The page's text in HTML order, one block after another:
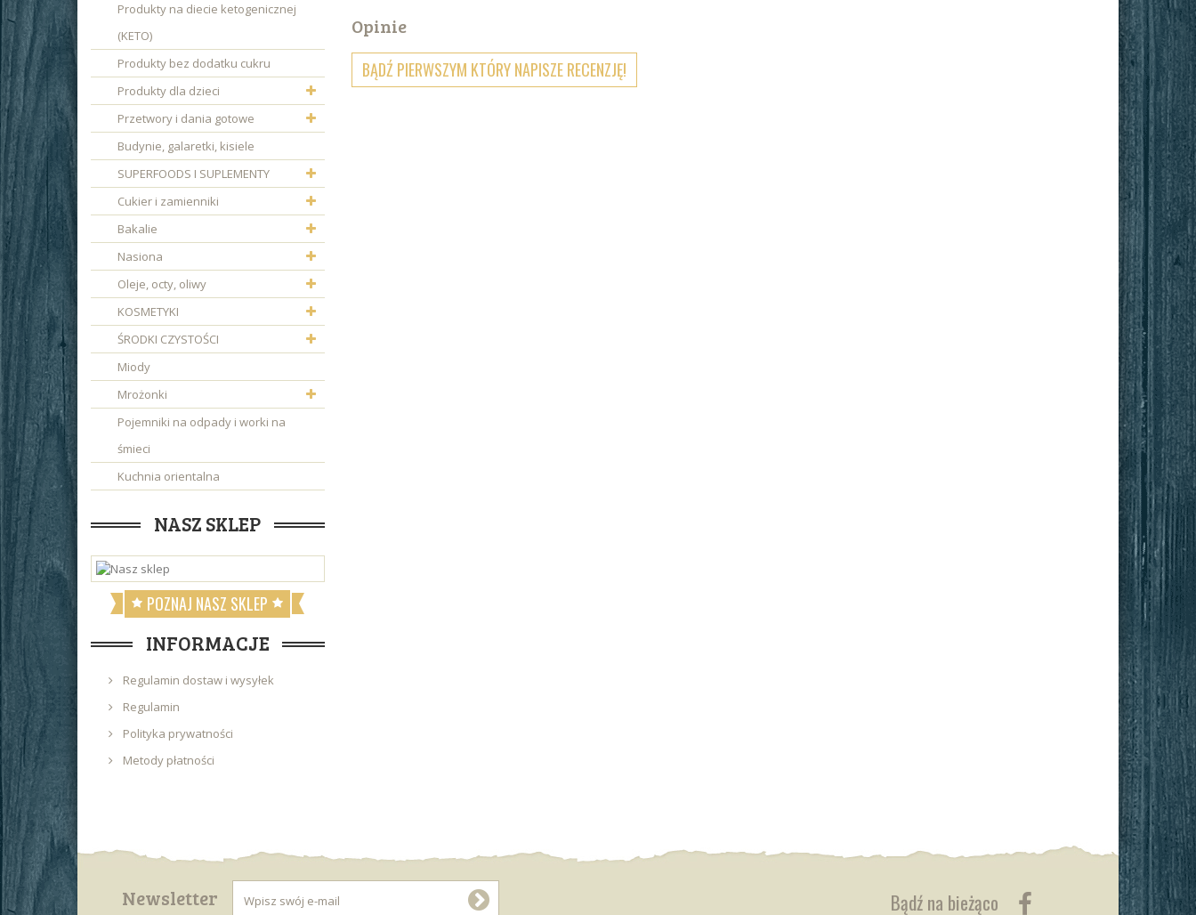
Produkty na diecie ketogenicznej
(KETO)
Produkty bez dodatku cukru
Produkty dla dzieci
Przetwory i dania gotowe
Budynie, galaretki, kisiele
SUPERFOODS I SUPLEMENTY
Cukier i zamienniki
Bakalie
Nasiona
Oleje, octy, oliwy
KOSMETYKI
ŚRODKI CZYSTOŚCI
Miody
Mrożonki
Pojemniki na odpady i worki na
śmieci
Kuchnia orientalna
NASZ SKLEP
POZNAJ NASZ SKLEP
INFORMACJE
Regulamin dostaw i wysyłek
Regulamin
Polityka prywatności
Metody płatności
Opinie
BĄDŹ PIERWSZYM KTÓRY NAPISZE RECENZJĘ!
Newsletter Bądź na bieżąco